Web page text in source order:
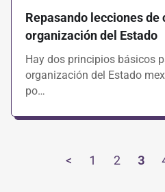
Repasando lecciones de
organización del Estado
Hay dos principios básicos
organización del Estado
po…
< 1 2 3